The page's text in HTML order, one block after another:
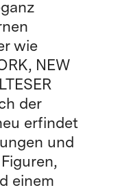
wie
NEW
der
erfindet
und
einem